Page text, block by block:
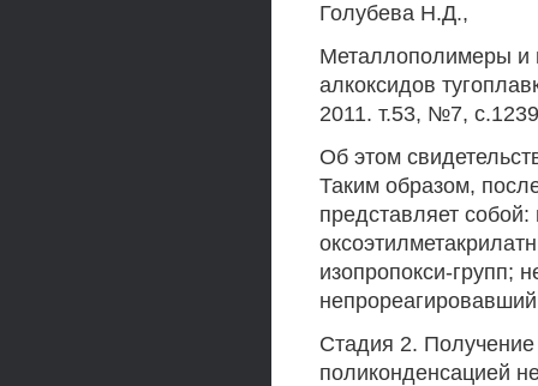
Голубева Н.Д.,
Металлополимеры и
алкоксидов
2011. т.53, №7,
Об этом
Таким образом,
представляет
изопропокси-групп;
Стадия 2. Получение
поликонденсацией